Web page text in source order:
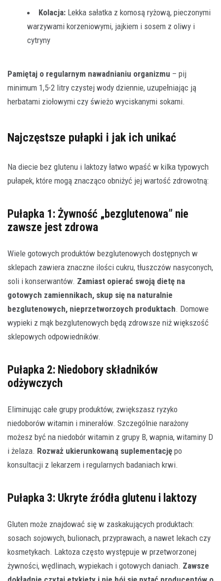
Kolacja: Lekka sałatka z komosą ryżową, pieczonymi
warzywami korzeniowymi, jajkiem i sosem z oliwy i
cytryny
Pamiętaj o regularnym nawadnianiu organizmu – pij
minimum 1,5-2 litry czystej wody dziennie, uzupełniając ją
herbatami ziołowymi czy świeżo wyciskanymi sokami.
Najczęstsze pułapki i jak ich unikać
Na diecie bez glutenu i laktozy łatwo wpaść w kilka typowych
pułapek, które mogą znacząco obniżyć jej wartość zdrowotną:
Pułapka 1: Żywność „bezglutenowa” nie
zawsze jest zdrowa
Wiele gotowych produktów bezglutenowych dostępnych w
sklepach zawiera znaczne ilości cukru, tłuszczów nasyconych,
soli i konserwantów. Zamiast opierać swoją dietę na
gotowych zamiennikach, skup się na naturalnie
bezglutenowych, nieprzetworzoych produktach. Domowe
wypieki z mąk bezglutenowych będą zdrowsze niż większość
sklepowych odpowiedników.
Pułapka 2: Niedobory składników
odżywczych
Eliminując całe grupy produktów, zwiększasz ryzyko
niedoborów witamin i minerałów. Szczególnie narażony
możesz być na niedobór witamin z grupy B, wapnia, witaminy D
i żelaza. Rozważ ukierunkowaną suplementację po
konsultacji z lekarzem i regularnych badaniach krwi.
Pułapka 3: Ukryte źródła glutenu i laktozy
Gluten może znajdować się w zaskakujących produktach:
sosach sojowych, bulionach, przyprawach, a nawet lekach czy
kosmetykach. Laktoza często występuje w przetworzonej
żywności, wędlinach, wypiekach i gotowych daniach. Zawsze